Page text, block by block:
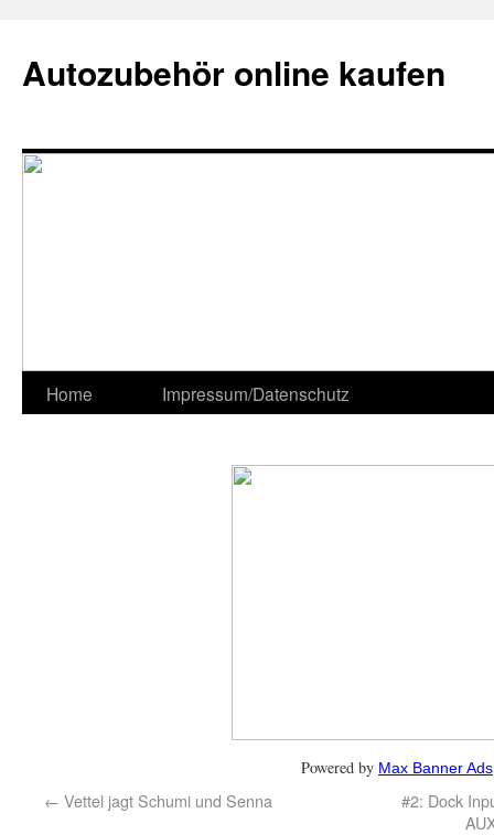
Autozubehör online kaufen
Home Impressum/Datenschutz
Powered by Max Banner Ads
← Vettel jagt Schumi und Senna
#2: Dock